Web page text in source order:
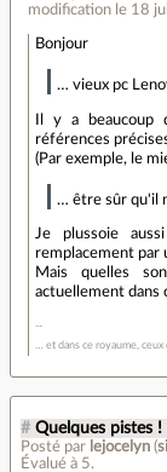
modification le 18
Bonjour
… vieux pc
Il y a beaucoup
références
(Par exemple, le
… être sûr qu'il
Je plussoie
remplacement par
Mais quelles
actuellement dans
… et dans ce royaume,
# Quelques pistes !
Posté par lejocelyn (
Évalué à 5.